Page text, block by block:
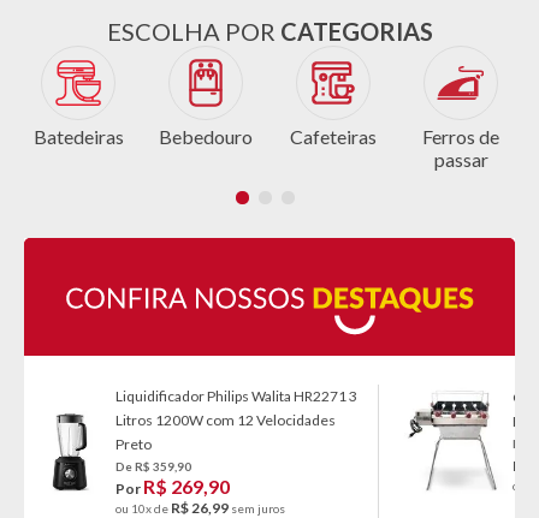
ESCOLHA POR CATEGORIAS
Batedeiras Bebedouro Cafeteiras
Ferros de
passar
Liquidificador Philips Walita HR2271 3
Litros 1200W com 12 Velocidades
Preto
De R$ 359,90
Por R$ 269,90
ou 10x de R$ 26,99sem juros
De
ou